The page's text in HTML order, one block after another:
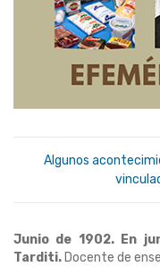
Algunos
Junio de 1902. En
Tarditi. Docente de